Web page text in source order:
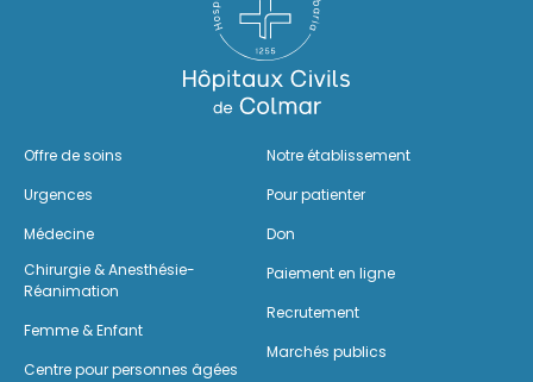
Offre de soins
Urgences
Médecine
Chirurgie & Anesthésie-
Réanimation
Femme & Enfant
Centre pour personnes âgées
Notre établissement
Pour patienter
Don
Paiement en ligne
Recrutement
Marchés publics